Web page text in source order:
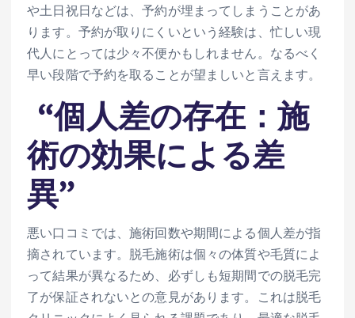
や土日祝日などは、予約が埋まってしまうことがあ
ります。予約が取りにくいという経験は、忙しい現
代人にとっては少々不便かもしれません。なるべく
早い段階で予約を取ることが望ましいと言えます。
“個人差の存在：施
術の効果による差
異”
悪い口コミでは、施術回数や期間による個人差が指
摘されています。脱毛施術は個々の体質や毛質によ
って結果が異なるため、必ずしも短期間での脱毛完
了が保証されないとの意見があります。これは脱毛